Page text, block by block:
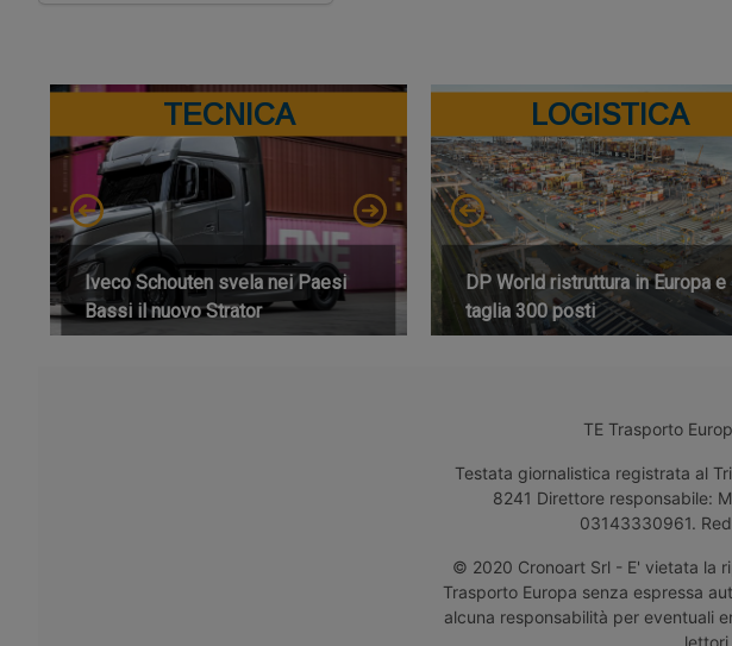
TECNICA
Iveco Schouten svela nei Paesi
Bassi il nuovo Strator
LOGISTICA
DP World ristruttura in Europa e
taglia 300 posti
TE Trasporto
Testata giornalistica registrata al
8241 Direttore responsabile:
03143330961.
© 2020 Cronoart Srl - E' vietata la
Trasporto Europa senza espressa
alcuna responsabilità per eventuali